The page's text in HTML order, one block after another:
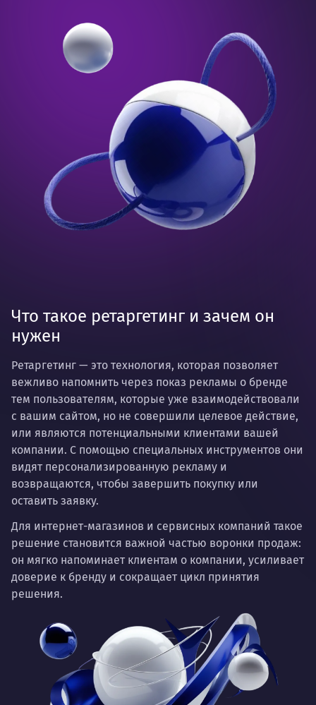
Что такое ретаргетинг и зачем он
нужен
Ретаргетинг — это технология, которая позволяет
вежливо напомнить через показ рекламы о бренде
тем пользователям, которые уже взаимодействовали
с вашим сайтом, но не совершили целевое действие,
или являются потенциальными клиентами вашей
компании. С помощью специальных инструментов они
видят персонализированную рекламу и
возвращаются, чтобы завершить покупку или
оставить заявку.
Для интернет-магазинов и сервисных компаний такое
решение становится важной частью воронки продаж:
он мягко напоминает клиентам о компании, усиливает
доверие к бренду и сокращает цикл принятия
решения.